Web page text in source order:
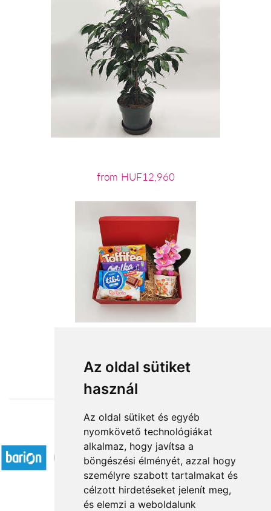
Az oldal sütiket
használ
Az oldal sütiket és egyéb
nyomkövető technológiákat
alkalmaz, hogy javítsa a
böngészési élményét, azzal hogy
személyre szabott tartalmakat és
célzott hirdetéseket jelenít meg,
és elemzi a weboldalunk
from HUF12,960
Accepted payment methods